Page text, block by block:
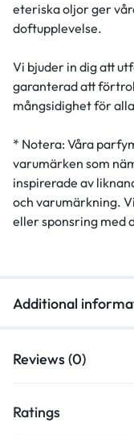
Additional
eteriska oljor ger
doftupplevelse.
Vi bjuder in dig att
garanterad att
mångsidighet för
* Notera: Våra
varumärken som
inspirerade av
och varumärkning.
eller sponsring med
Reviews (0)
Ratings